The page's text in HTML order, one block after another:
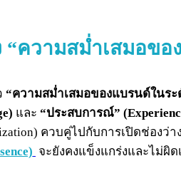
“ความสม่ำเสมอขอ
“ความสม่ำเสมอของแบรนด์ในระ
และ “ประสบการณ์”
ควบคู่ไปกับการเปิดช่อง
จะยังคงแข็งแกร่งและไม่ผิ